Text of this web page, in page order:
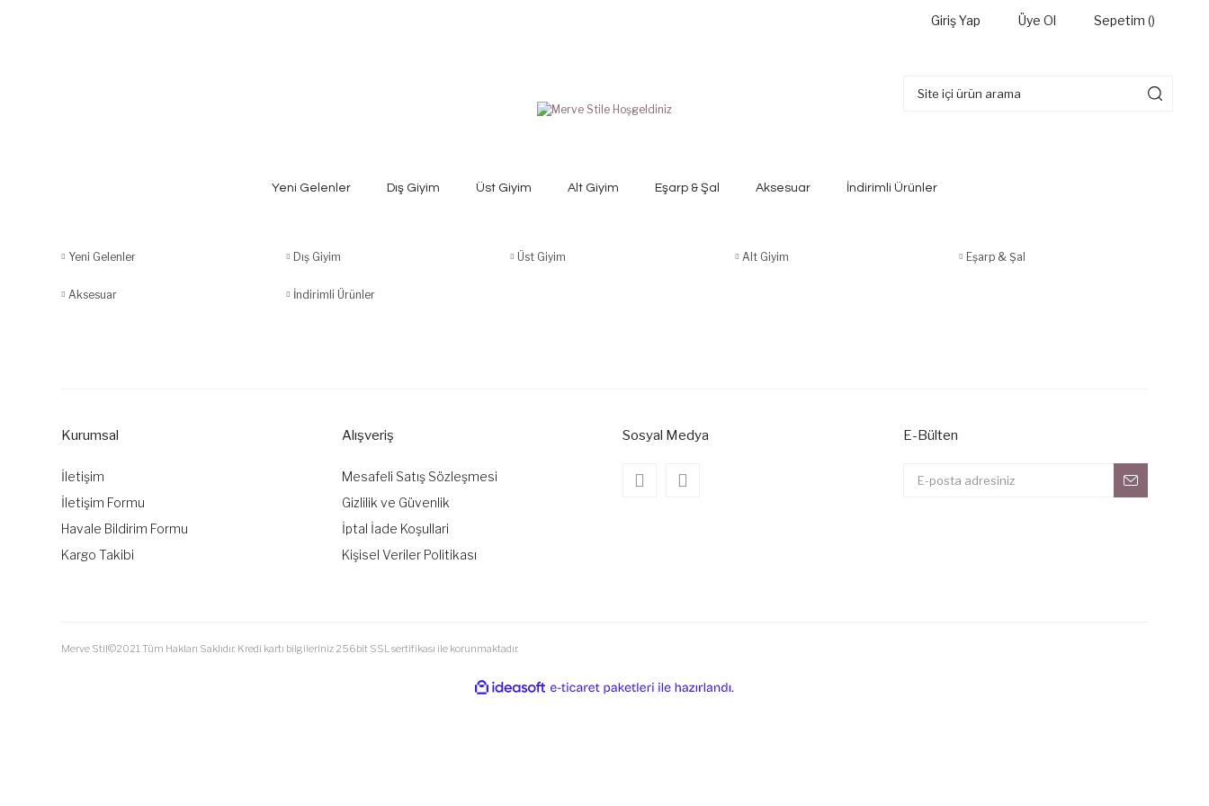
Giriş Yap Üye Ol Sepetim ()
Yeni Gelenler Dış Giyim Üst Giyim Alt Giyim Eşarp & Şal Aksesuar İndirimli Ürünler
Yeni Gelenler Dış Giyim Üst Giyim Alt Giyim Eşarp & Şal
Aksesuar İndirimli Ürünler
Kurumsal
İletişim
İletişim Formu
Havale Bildirim Formu
Kargo Takibi
Alışveriş
Mesafeli Satış Sözleşmesi
Gizlilik ve Güvenlik
İptal İade Koşullari
Kişisel Veriler Politikası
Sosyal Medya E-Bülten
Merve Stil©2021 Tüm Hakları Saklıdır. Kredi kartı bilgileriniz 256bit SSL sertifikası ile korunmaktadır.
ideasoft
e-